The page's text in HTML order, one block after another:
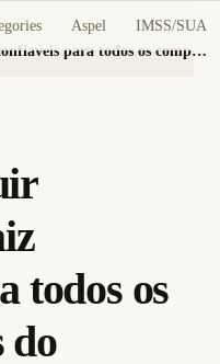
Aspel IMSS/SUA
Como distribuir certificados raiz confiaveis para todos os computadores do dominio
todos os
do